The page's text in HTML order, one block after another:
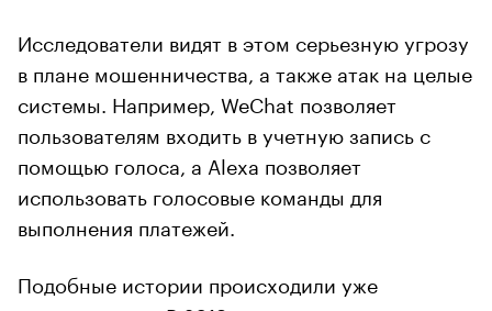
Исследователи видят в этом серьезную угрозу
в плане мошенничества, а также атак на целые
системы. Например, WeChat позволяет
пользователям входить в учетную запись с
помощью голоса, а Alexa позволяет
использовать голосовые команды для
выполнения платежей.
Подобные истории происходили уже